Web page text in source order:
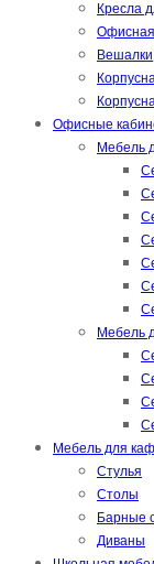
Кресла
Офисная
Офисные
Мебель
Мебель
Мебель для
Стулья
Столы
Барные
Диваны